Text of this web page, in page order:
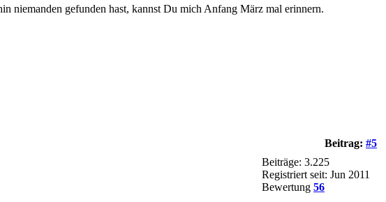
niemanden gefunden hast, kannst Du mich Anfang März mal erinnern.
Beitrag: #5
Beiträge: 3.225
Registriert seit: Jun 2011
Bewertung 56